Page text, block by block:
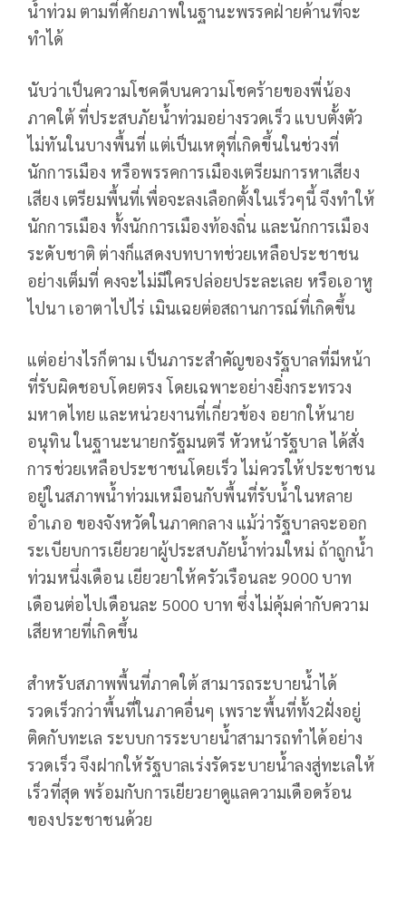
น้ำท่วม ตามที่ศักยภาพในฐานะพรรคฝ่ายค้านที่จะ
ทำได้
นับว่าเป็นความโชคดีบนความโชคร้ายของพี่น้อง
ภาคใต้ ที่ประสบภัยน้ำท่วมอย่างรวดเร็ว แบบตั้งตัว
ไม่ทันในบางพื้นที่ แต่เป็นเหตุที่เกิดขึ้นในช่วงที่
นักการเมือง หรือพรรคการเมืองเตรียมการหาเสียง
เสียง เตรียมพื้นที่เพื่อจะลงเลือกตั้งในเร็วๆนี้ จึงทำให้
นักการเมือง ทั้งนักการเมืองท้องถิ่น และนักการเมือง
ระดับชาติ ต่างก็แสดงบทบาทช่วยเหลือประชาชน
อย่างเต็มที่ คงจะไม่มีใครปล่อยประละเลย หรือเอาหู
ไปนา เอาตาไปไร่ เมินเฉยต่อสถานการณ์ที่เกิดขึ้น
แต่อย่างไรก็ตาม เป็นภาระสำคัญของรัฐบาลที่มีหน้า
ที่รับผิดชอบโดยตรง โดยเฉพาะอย่างยิ่งกระทรวง
มหาดไทย และหน่วยงานที่เกี่ยวข้อง อยากให้นาย
อนุทิน ในฐานะนายกรัฐมนตรี หัวหน้ารัฐบาล ได้สั่ง
การช่วยเหลือประชาชนโดยเร็ว ไม่ควรให้ประชาชน
อยู่ในสภาพน้ำท่วมเหมือนกับพื้นที่รับน้ำในหลาย
อำเภอ ของจังหวัดในภาคกลาง แม้ว่ารัฐบาลจะออก
ระเบียบการเยียวยาผู้ประสบภัยน้ำท่วมใหม่ ถ้าถูกน้ำ
ท่วมหนึ่งเดือน เยียวยาให้ครัวเรือนละ 9000 บาท
เดือนต่อไปเดือนละ 5000 บาท ซึ่งไม่คุ้มค่ากับความ
เสียหายที่เกิดขึ้น
สำหรับสภาพพื้นที่ภาคใต้ สามารถระบายน้ำได้
รวดเร็วกว่าพื้นที่ในภาคอื่นๆ เพราะพื้นที่ทั้ง2ฝั่งอยู่
ติดกับทะเล ระบบการระบายน้ำสามารถทำได้อย่าง
รวดเร็ว จึงฝากให้รัฐบาลเร่งรัดระบายน้ำลงสู่ทะเลให้
เร็วที่สุด พร้อมกับการเยียวยาดูแลความเดือดร้อน
ของประชาชนด้วย